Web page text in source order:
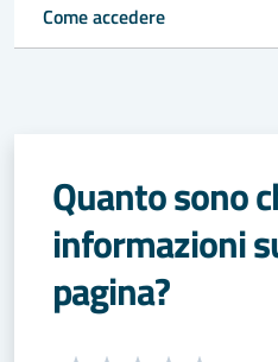
Come accedere
Quanto sono
informazioni
pagina?